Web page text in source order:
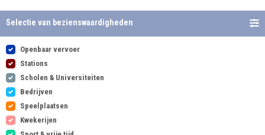
Selectie van bezienswaardigheden
Openbaar vervoer
Stations
Scholen & Universiteiten
Bedrijven
Speelplaatsen
Kwekerijen